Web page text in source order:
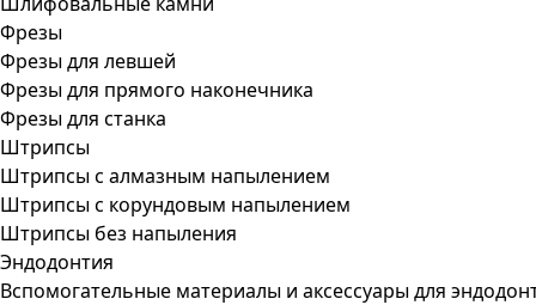
Фрезы
Фрезы для левшей
Фрезы для прямого наконечника
Фрезы для станка
Штрипсы
Штрипсы c алмазным напылением
Штрипсы c корундовым напылением
Штрипсы без напыления
Эндодонтия
Вспомогательные материалы и аксессуары для